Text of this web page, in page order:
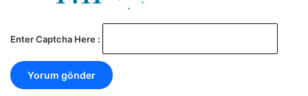
Enter Captcha Here :